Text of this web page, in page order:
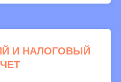
И НАЛОГОВЫЙ